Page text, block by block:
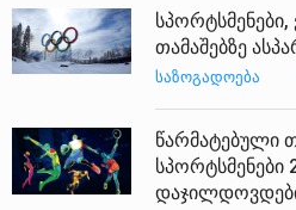
თამაშებზე
ᲡᲐᲖᲝᲒᲐᲓᲝᲔᲑᲐ
წარმატებული
სპორტსმენები